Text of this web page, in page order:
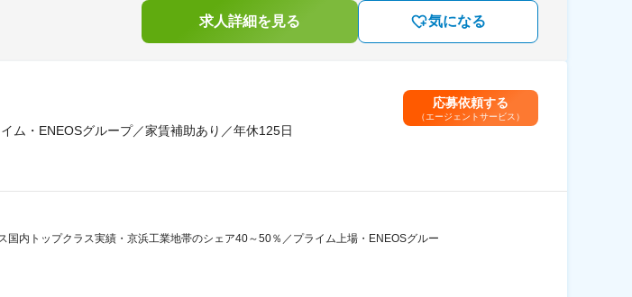
求人詳細を見る 気になる
ム・ENEOSグループ／家賃補助あり／年休125日
応募依頼する
（エージェントサービス）
国内トップクラス実績・京浜工業地帯のシェア40～50％／プライム上場・ENEOSグルー